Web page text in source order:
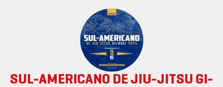
SUL-AMERICANO DE JIU-JITSU GI-